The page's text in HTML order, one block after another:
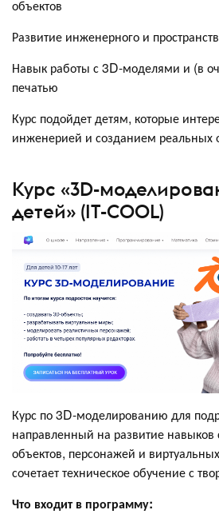
объектов
Развитие инженерного и
Навык работы с 3D-моделями и (в
печатью
Курс подойдет детям, которые
инженерией и созданием реальных
Курс «3D-
детей» (IT-COOL)
Курс по 3D-моделированию для
направленный на развитие
объектов, персонажей и
сочетает техническое обучение с
Что входит в программу: